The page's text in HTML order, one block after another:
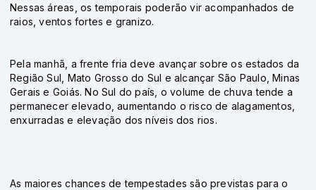
Nessas áreas, os temporais poderão vir acompanhados de
raios, ventos fortes e granizo.
Pela manhã, a frente fria deve avançar sobre os estados da
Região Sul, Mato Grosso do Sul e alcançar São Paulo, Minas
Gerais e Goiás. No Sul do país, o volume de chuva tende a
permanecer elevado, aumentando o risco de alagamentos,
enxurradas e elevação dos níveis dos rios.
As maiores chances de tempestades são previstas para o